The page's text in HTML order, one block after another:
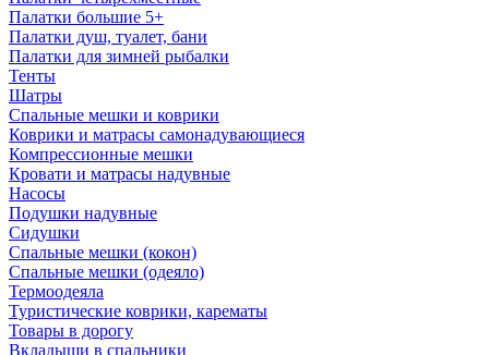
Палатки большие 5+
Палатки душ, туалет, бани
Палатки для зимней рыбалки
Тенты
Шатры
Спальные мешки и коврики
Коврики и матрасы самонадувающиеся
Компрессионные мешки
Кровати и матрасы надувные
Насосы
Подушки надувные
Сидушки
Спальные мешки (кокон)
Спальные мешки (одеяло)
Термоодеяла
Туристические коврики, карематы
Товары в дорогу
Вкладыши в спальники